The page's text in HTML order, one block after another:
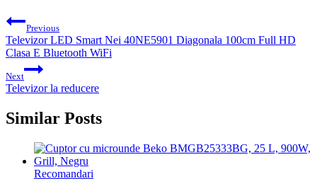
Post
navigation
Previous
Televizor LED Smart Nei 40NE5901 Diagonala 100cm Full HD
Clasa E Bluetooth WiFi
Next
Televizor la reducere
Similar Posts
Recomandari